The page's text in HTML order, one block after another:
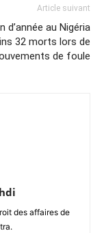
Article suivant
d’année au Nigéria
32 morts lors de
de foule
des affaires de